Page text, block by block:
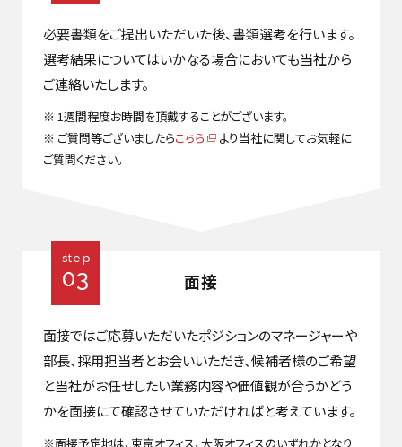
必要書類をご提出いただいた後、書類選考を行います。
選考結果についてはいかなる場合においても当社から
ご連絡いたします。
※ 1週間程度お時間を頂戴することがございます。
※ ご質問等ございましたらこちら
より当社に関してお気軽に
ご質問ください。
step
03 面接
面接ではご応募いただいたポジションのマネージャーや
部長、採用担当者とお会いいただき、候補者様のご希望
と当社がお任せしたい業務内容や価値観が合うかどう
かを面接にて確認させていただければと考えています。
※面接予定地は、東京オフィス、大阪オフィスのいずれかとなり